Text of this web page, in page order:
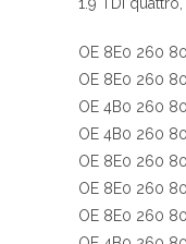
1.9 TDI
OE 8E0 260
OE 8E0 260
OE 4B0 260
OE 4B0 260
OE 8E0 260
OE 8E0 260
OE 8E0 260